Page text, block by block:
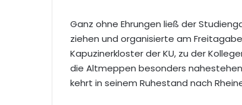
Ganz ohne Ehrungen ließ der
ziehen und organisierte am
Kapuzinerkloster der KU, zu der
die Altmeppen besonders
kehrt in seinem Ruhestand nach